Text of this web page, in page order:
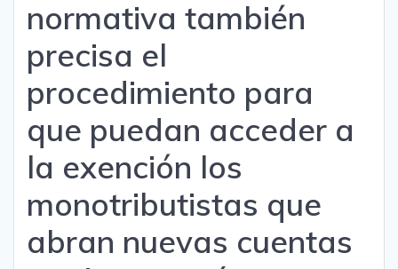
normativa también
precisa el
procedimiento para
que puedan acceder a
la exención los
monotributistas que
abran nuevas cuentas